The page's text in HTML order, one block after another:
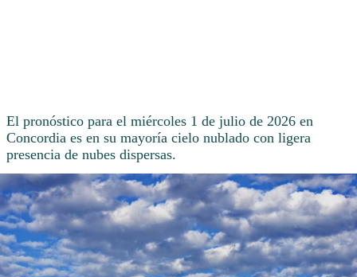
El pronóstico para el miércoles 1 de julio de 2026 en
Concordia es en su mayoría cielo nublado con ligera
presencia de nubes dispersas.